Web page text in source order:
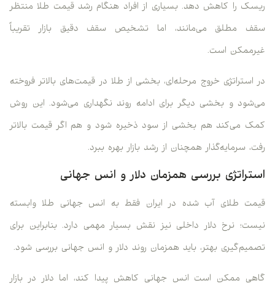
ریسک را کاهش دهد. بسیاری از افراد هنگام رشد قیمت طلا منتظر
سقف مطلق می‌مانند، اما تشخیص سقف دقیق بازار تقریباً
غیرممکن است.
در استراتژی خروج مرحله‌ای، بخشی از طلا در قیمت‌های بالاتر فروخته
می‌شود و بخشی دیگر برای ادامه روند نگهداری می‌شود. این روش
کمک می‌کند هم بخشی از سود ذخیره شود و هم اگر قیمت بالاتر
رفت، سرمایه‌گذار همچنان از رشد بازار بهره ببرد.
استراتژی بررسی همزمان دلار و انس جهانی
قیمت طلای آب شده در ایران فقط به انس جهانی طلا وابسته
نیست؛ نرخ دلار داخلی نیز نقش بسیار مهمی دارد. بنابراین برای
تصمیم‌گیری بهتر، باید همزمان روند دلار و انس جهانی بررسی شود.
گاهی ممکن است انس جهانی کاهش پیدا کند، اما دلار در بازار